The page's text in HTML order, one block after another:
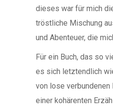
dieses war für mich
tröstliche Mischung
und Abenteuer, die
Für ein Buch, das so
es sich letztendlich
von lose verbundenen
einer kohärenten